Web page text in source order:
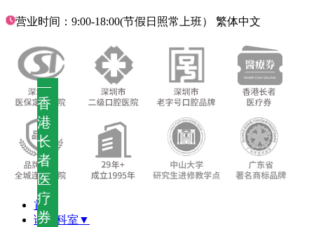
—
香
港
长
者
医
疗
券
营业时间：9:00-18:00(节假日照常上班） 繁体中文
首页
诊疗科室▼